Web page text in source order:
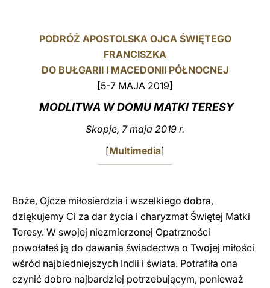
PODRÓŻ APOSTOLSKA OJCA ŚWIĘTEGO
FRANCISZKA
DO BUŁGARII I MACEDONII PÓŁNOCNEJ
[5-7 MAJA 2019]
MODLITWA W DOMU MATKI TERESY
Skopje, 7 maja 2019 r.
[Multimedia]
Boże, Ojcze miłosierdzia i wszelkiego dobra,
dziękujemy Ci za dar życia i charyzmat Świętej Matki
Teresy. W swojej niezmierzonej Opatrzności
powołałeś ją do dawania świadectwa o Twojej miłości
wśród najbiedniejszych Indii i świata. Potrafiła ona
czynić dobro najbardziej potrzebującym, ponieważ